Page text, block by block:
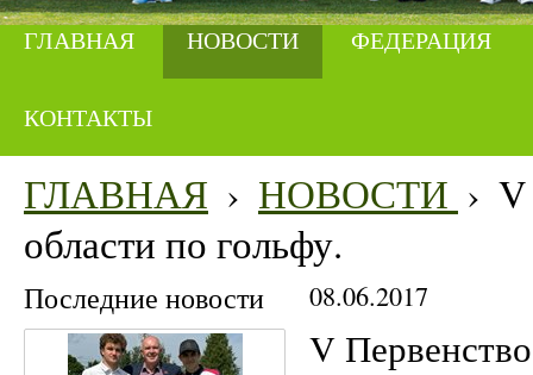
ГЛАВНАЯ НОВОСТИ ФЕДЕРАЦИЯ
КОНТАКТЫ
ГЛАВНАЯ › НОВОСТИ › V
области по гольфу.
Последние новости 08.06.2017
V